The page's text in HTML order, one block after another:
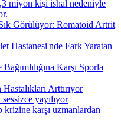
miyon kişi ishal nedeniyle
Görülüyor: Romatoid Artrit
Hastanesi'nde Fark Yaratan
Karşı Sporla
Arttırıyor
yayılıyor
krizine karşı uzmanlardan